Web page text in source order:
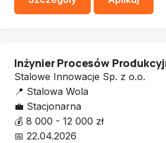
Inżynier Procesów
Stalowe Innowacje Sp. z o.o.
📍 Stalowa Wola
💼 Stacjonarna
💰 8 000 - 12 000 zł
📅 22.04.2026